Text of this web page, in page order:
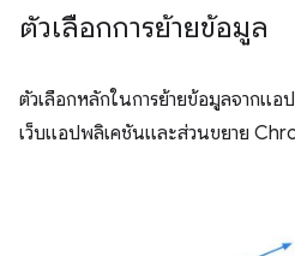
ตัวเลือกการย้ายข้อมูล
ตัวเลือกหลักในการย้ายข้อมูลจากแ
เว็บแอปพลิเคชันและส่วนขยาย